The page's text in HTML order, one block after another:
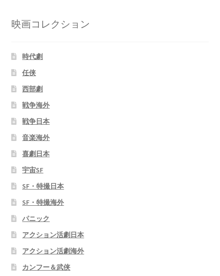
映画コレクション
時代劇
任侠
西部劇
戦争海外
戦争日本
音楽海外
喜劇日本
宇宙SF
SF・特撮日本
SF・特撮海外
パニック
アクション活劇日本
アクション活劇海外
カンフー＆武侠